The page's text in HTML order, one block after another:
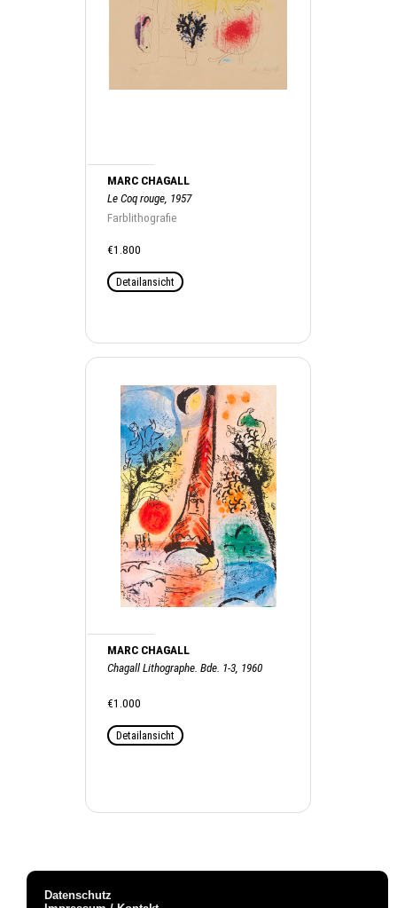
MARC CHAGALL
Le Coq rouge, 1957
Farblithografie
€1.800
Detailansicht
MARC CHAGALL
Chagall Lithographe. Bde. 1-3, 1960
€1.000
Detailansicht
Datenschutz